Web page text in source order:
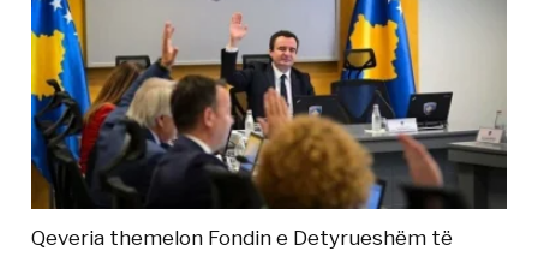
Qeveria themelon Fondin e Detyrueshëm të